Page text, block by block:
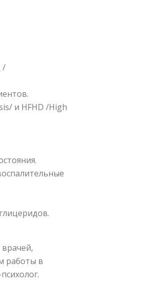
/
и HFHD /High
работы в